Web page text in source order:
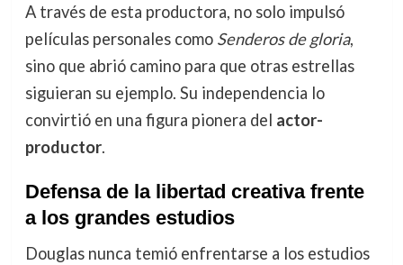
A través de esta productora, no solo impulsó
películas personales como Senderos de gloria,
sino que abrió camino para que otras estrellas
siguieran su ejemplo. Su independencia lo
convirtió en una figura pionera del actor-
productor.
Defensa de la libertad creativa frente
a los grandes estudios
Douglas nunca temió enfrentarse a los estudios